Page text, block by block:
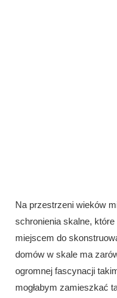
Na przestrzeni wieków
schronienia skalne,
miejscem do
domów w skale ma
ogromnej fascynacji
mogłabym zamieszkać